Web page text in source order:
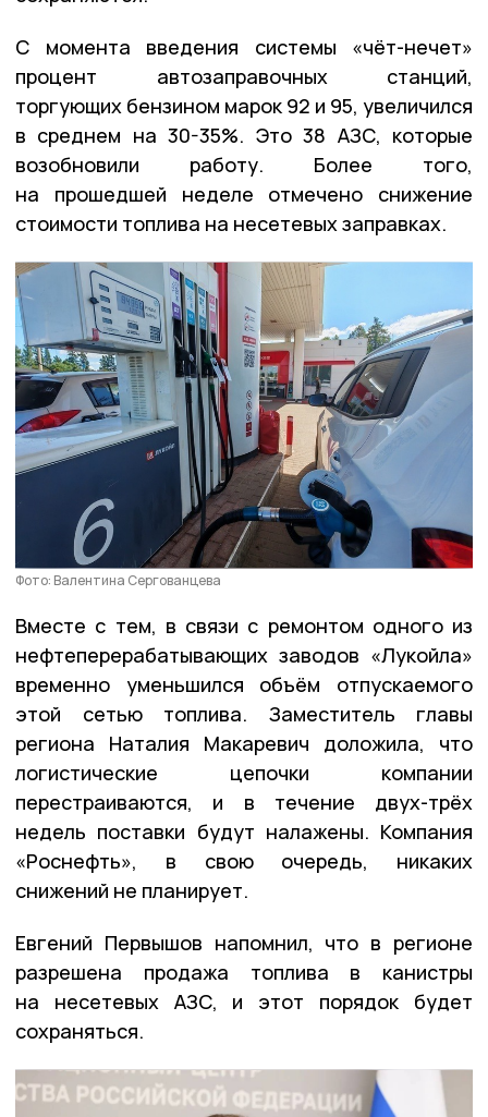
С момента введения системы «чёт-нечет»
процент автозаправочных станций,
торгующих бензином марок 92 и 95, увеличился
в среднем на 30-35%. Это 38 АЗС, которые
возобновили работу. Более того,
на прошедшей неделе отмечено снижение
стоимости топлива на несетевых заправках.
Фото: Валентина Сергованцева
Вместе с тем, в связи с ремонтом одного из
нефтеперерабатывающих заводов «Лукойла»
временно уменьшился объём отпускаемого
этой сетью топлива. Заместитель главы
региона Наталия Макаревич доложила, что
логистические цепочки компании
перестраиваются, и в течение двух-трёх
недель поставки будут налажены. Компания
«Роснефть», в свою очередь, никаких
снижений не планирует.
Евгений Первышов напомнил, что в регионе
разрешена продажа топлива в канистры
на несетевых АЗС, и этот порядок будет
сохраняться.